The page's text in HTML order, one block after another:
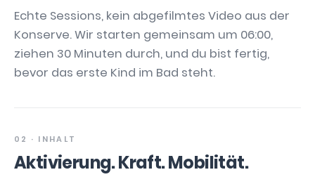
Echte Sessions, kein abgefilmtes Video aus der
Konserve. Wir starten gemeinsam um 06:00,
ziehen 30 Minuten durch, und du bist fertig,
bevor das erste Kind im Bad steht.
02 · INHALT
Aktivierung. Kraft. Mobilität.